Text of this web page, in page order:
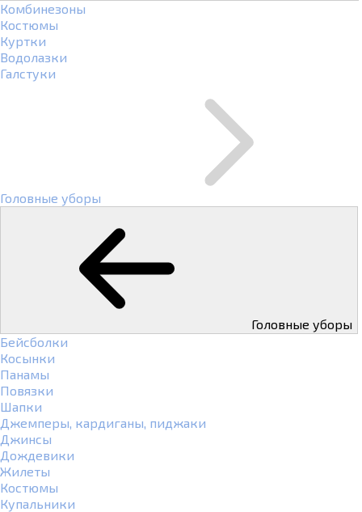
Комбинезоны
Костюмы
Куртки
Водолазки
Галстуки
Головные уборы
Головные уборы
Бейсболки
Косынки
Панамы
Повязки
Шапки
Джемперы, кардиганы, пиджаки
Джинсы
Дождевики
Жилеты
Костюмы
Купальники